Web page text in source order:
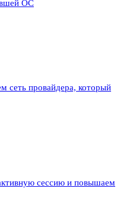
ОС
сеть провайдера, который
сессию и повышаем